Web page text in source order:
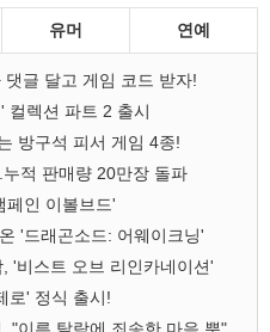
유머 연예
글 달고 게임 코드 받자!
컬렉션 파트 2 출시
방구석 피서 게임 4종!
적 판매량 20만장 돌파
페인 이볼브드'
'드래곤소드: 어웨이크닝'
'비스트 오브 리인카네이션'
로' 정식 출시!